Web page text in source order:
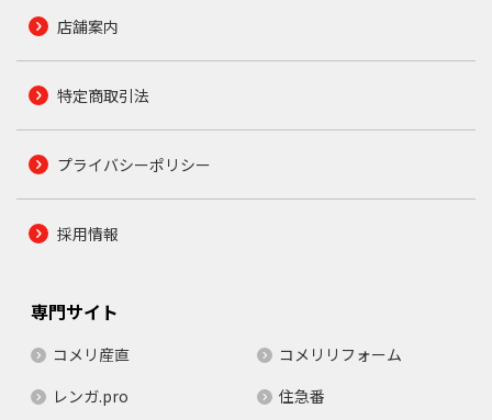
店舗案内
特定商取引法
プライバシーポリシー
採用情報
専門サイト
コメリ産直
コメリリフォーム
レンガ.pro
住急番